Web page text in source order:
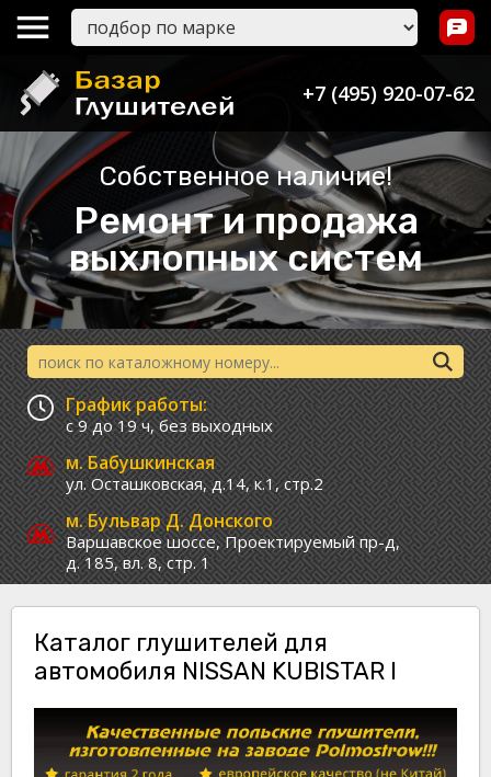
+7 (495) 920-07-62
Собственное наличие!
Ремонт и продажа
выхлопных систем
График работы:
с 9 до 19 ч,без выходных
м. Бабушкинская
ул. Осташковская, д.14, к.1, стр.2
м. Бульвар Д. Донского
Варшавское шоссе,Проектируемый пр-д,
д. 185, вл. 8, стр. 1
Каталог глушителей для
автомобиля NISSAN KUBISTAR I